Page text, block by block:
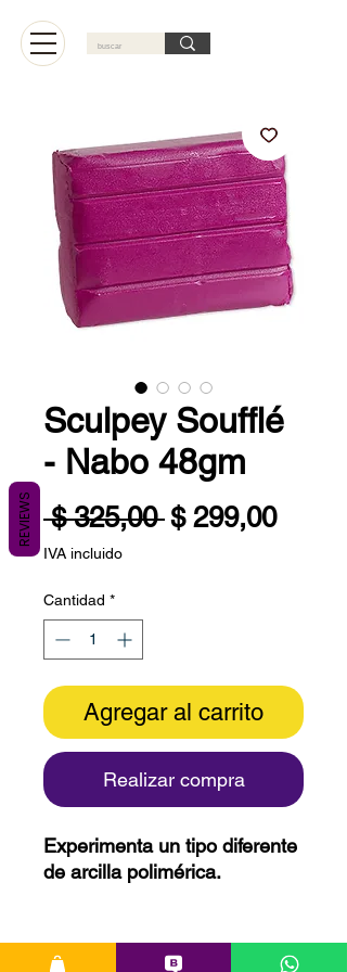
Sculpey Soufflé
- Nabo 48gm
$ 325,00 Precio
$ 299,00Precio
IVA incluido
Cantidad *
Agregar al carrito
Realizar compra
Experimenta un tipo diferente
de arcilla polimérica.
perfectamente suave,
REVIEWS